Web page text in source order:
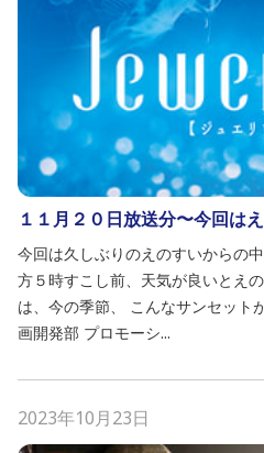
１１月２０日放送分〜今回は
今回は久しぶりのえのすいからの
方５時すこし前、天気が良いとえ
は、今の季節、 こんなサンセット
画開発部 プロモーシ...
2023年10月23日